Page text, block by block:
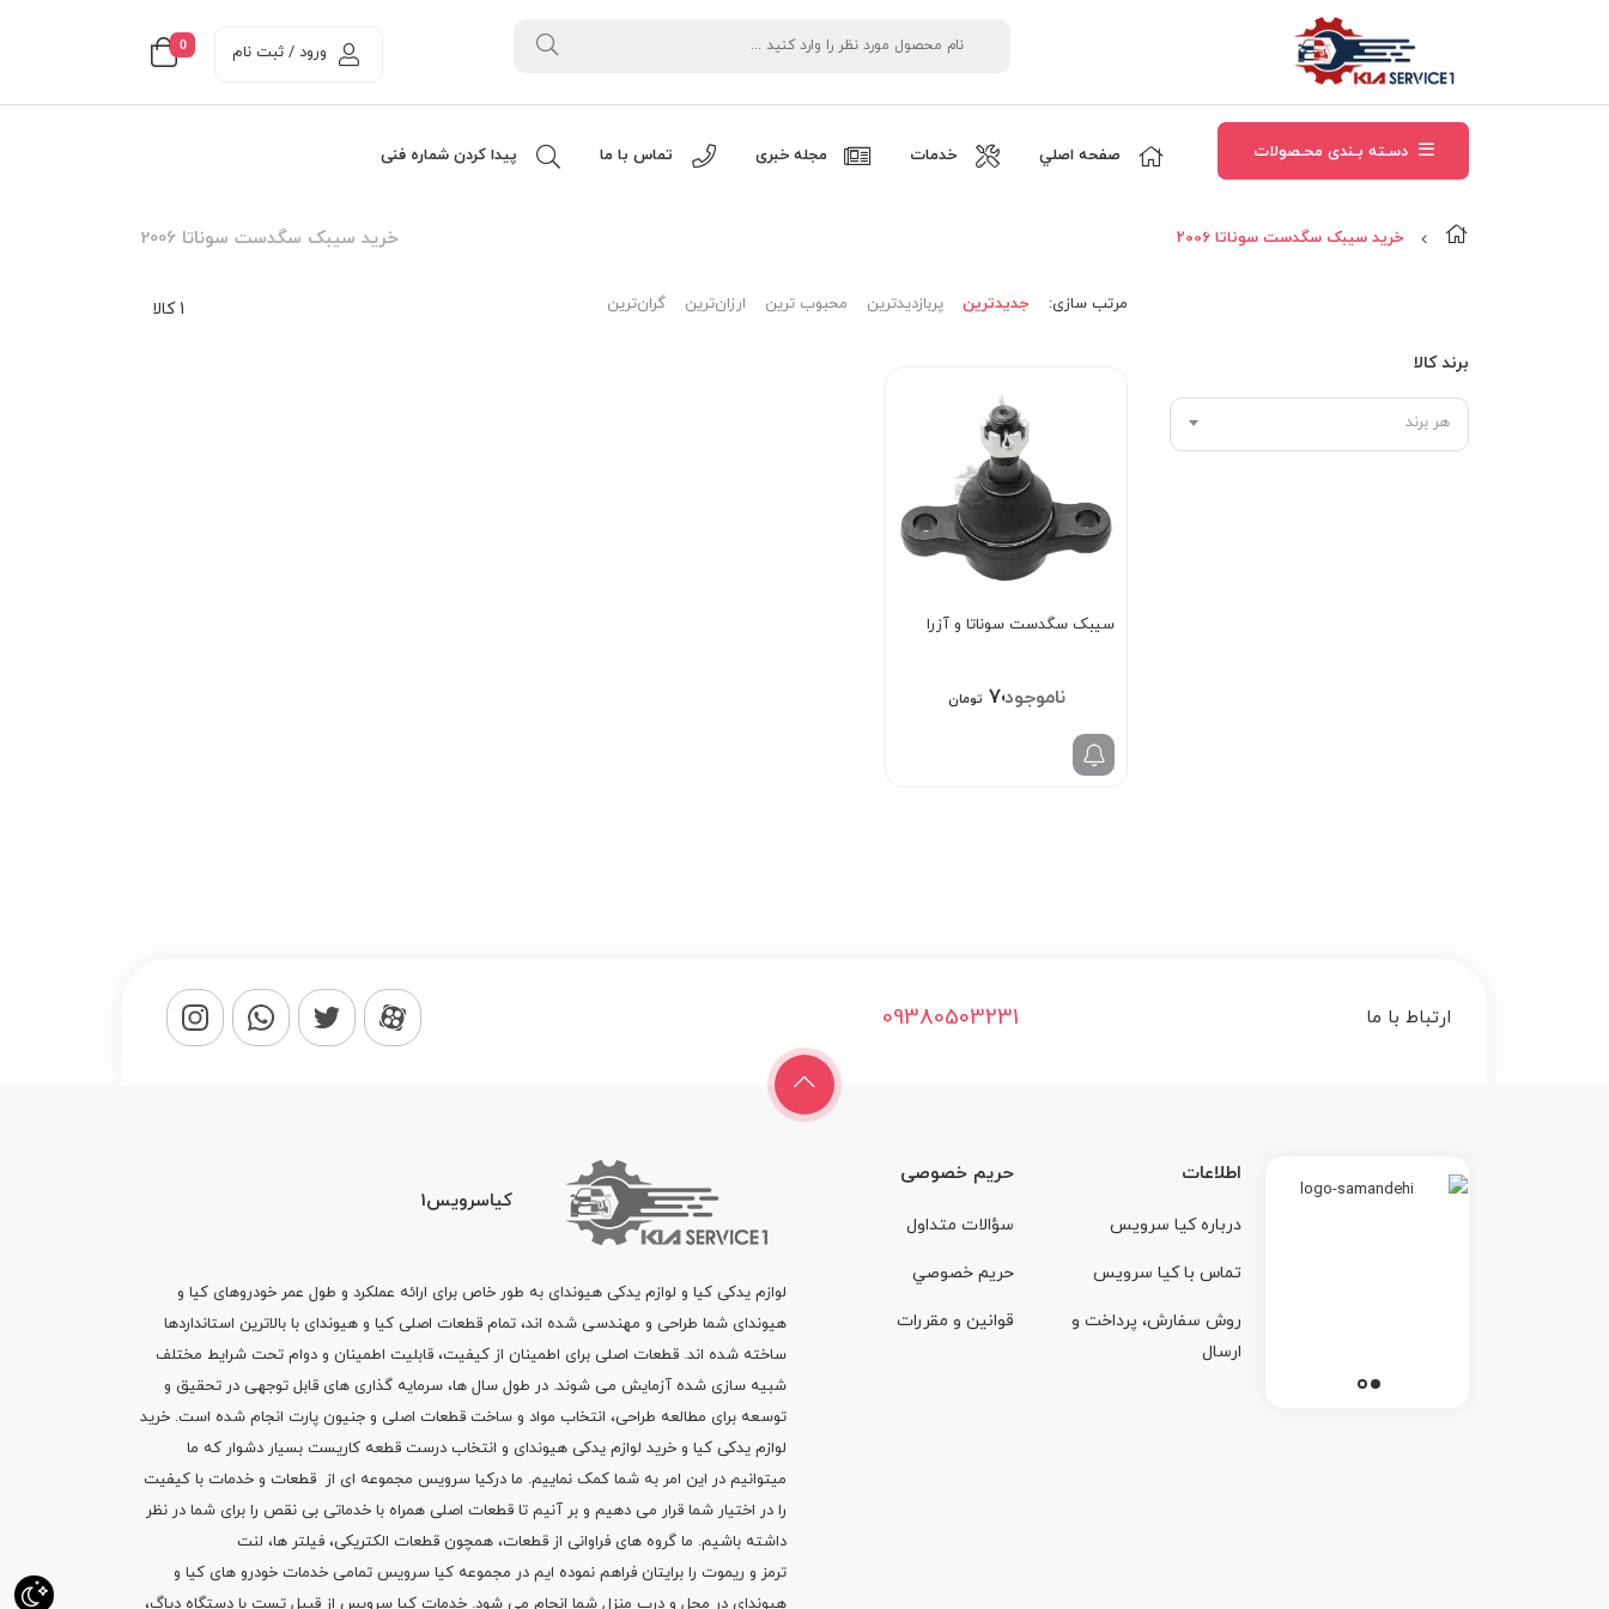
0 ورود / ثبت نام
دسـته بـندی محـصولات صفحه اصلي خدمات مجله خبری تماس با ما پیدا کردن شماره فنی
خرید سیبک سگدست سوناتا 2006 خرید سیبک سگدست سوناتا 2006
برند کالا
هر برند
1 کالا مرتب‌ سازی: جدیدترین پربازدیدترین محبوب ترین ارزان‌ترین گران‌ترین
سیبک سگدست سوناتا و آزرا
۷۰۰,۰۰۰ تومان
ارتباط با ما 09380503231
اطلاعات
درباره کيا سرويس
تماس با کيا سرويس
روش سفارش، پرداخت و
ارسال
حریم خصوصی
سؤالات متداول
حريم خصوصي
قوانين و مقررات
کیاسرویس1
لوازم یدکی کیا و لوازم یدکی هیوندای به طور خاص برای ارائه عملکرد و طول عمر خودروهای کیا و
هیوندای شما طراحی و مهندسی شده اند، تمام قطعات اصلی کیا و هیوندای با بالاترین استانداردها
ساخته شده اند. قطعات اصلی برای اطمینان از کیفیت، قابلیت اطمینان و دوام تحت شرایط مختلف
شبیه سازی شده آزمایش می شوند. در طول سال ها، سرمایه گذاری های قابل توجهی در تحقیق و
توسعه برای مطالعه طراحی، انتخاب مواد و ساخت قطعات اصلی و جنیون پارت انجام شده است. خرید
لوازم یدکی کیا و خرید لوازم یدکی هیوندای و انتخاب درست قطعه کاریست بسیار دشوار که ما
میتوانیم در این امر به شما کمک نماییم. ما درکیا سرویس مجموعه ای از قطعات و خدمات با کیفیت
را در اختیار شما قرار می دهیم و بر آنیم تا قطعات اصلی همراه با خدماتی بی نقص را برای شما در نظر
داشته باشیم. ما گروه های فراوانی از قطعات، همچون قطعات الکتریکی، فیلتر ها، لنت
ترمز و ریموت را برایتان فراهم نموده ایم در مجموعه کیا سرویس تمامی خدمات خودرو های کیا و
هیوندای در محل و درب منزل شما انجام می شود. خدمات کیا سرویس از قبیل تست با دستگاه دیاگ،